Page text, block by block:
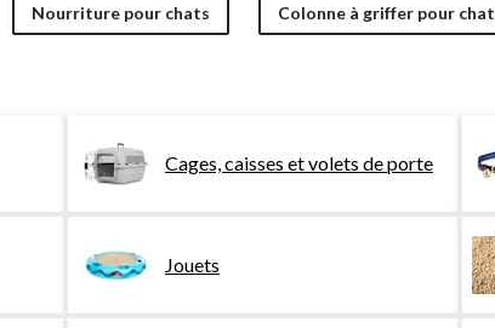
Nourriture pour chats Colonne à griffer pour chat
Cages, caisses et volets de porte
Jouets